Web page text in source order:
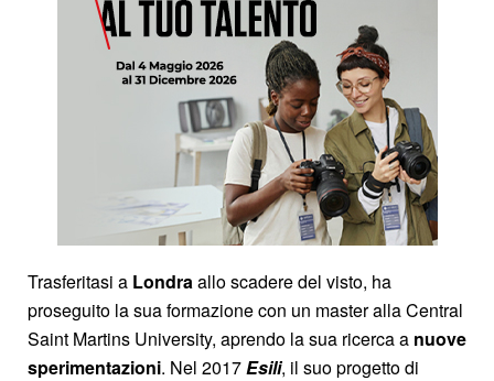
Trasferitasi a Londraallo scadere del visto, ha
proseguito la sua formazione con un master alla Central
Saint Martins University, aprendo la sua ricerca a nuove
sperimentazioni. Nel 2017Esili, il suo progetto di